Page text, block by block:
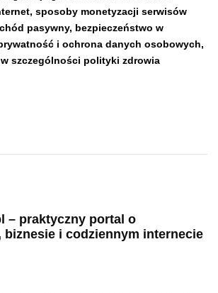
sposoby monetyzacji serwisów
pasywny, bezpieczeństwo w
i ochrona danych osobowych,
szczególności polityki zdrowia
– praktyczny portal o
i codziennym internecie